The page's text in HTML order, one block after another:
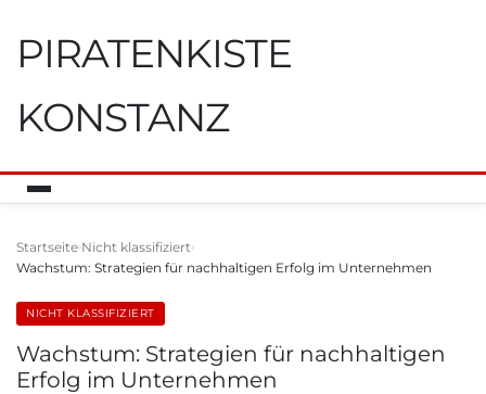
PIRATENKISTE
KONSTANZ
Startseite Nicht klassifiziert
Wachstum: Strategien für nachhaltigen Erfolg im Unternehmen
NICHT KLASSIFIZIERT
Wachstum: Strategien für nachhaltigen
Erfolg im Unternehmen